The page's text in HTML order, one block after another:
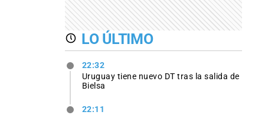
LO ÚLTIMO
22:32
Uruguay tiene nuevo DT tras la salida de
Bielsa
22:11